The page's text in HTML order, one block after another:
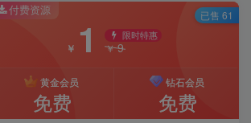
付费资源
￥ 1 限时特惠
￥9
黄金会员
免费
钻石会员
免费
已售 61